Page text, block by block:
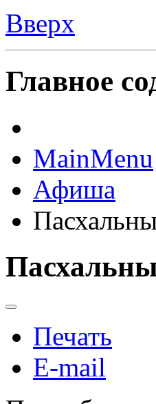
Вверх
Главное
MainMenu
Афиша
Печать
E-mail